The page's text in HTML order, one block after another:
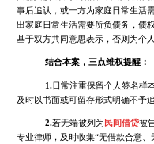
事后追认，或一方为家庭日常生活
出家庭日常生活需要所负债务，债
基于双方共同意思表示，否则为个人
结合本案，三点维权提醒：
1.日常注重保留个人签名样
及时以书面或可留存形式明确不予
2.若无端被列为 民间借贷被
专业律师，及时收集“无借款合意、